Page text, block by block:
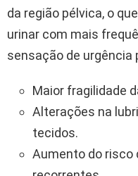
da região pélvica, o
urinar com mais
sensação de urgência
Maior fragilidade
Alterações na
tecidos.
Aumento do risco